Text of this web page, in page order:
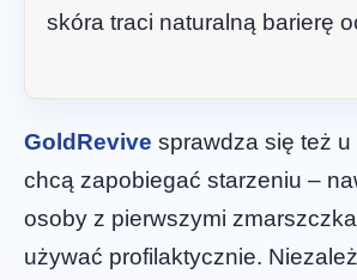
skóra traci naturalną barierę
GoldRevive sprawdza się też
chcą zapobiegać starzeniu –
osoby z pierwszymi
używać profilaktycznie.